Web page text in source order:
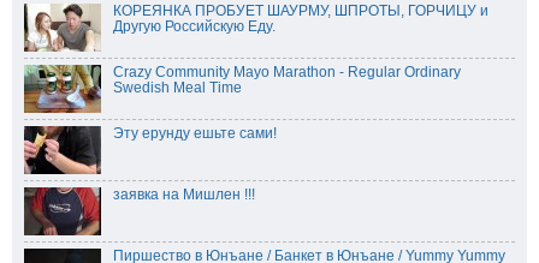
КОРЕЯНКА ПРОБУЕТ ШАУРМУ, ШПРОТЫ, ГОРЧИЦУ и
Другую Российскую Еду.
Crazy Community Mayo Marathon - Regular Ordinary
Swedish Meal Time
Эту ерунду ешьте сами!
заявка на Мишлен !!!
Пиршество в Юнъане / Банкет в Юнъане / Yummy Yummy